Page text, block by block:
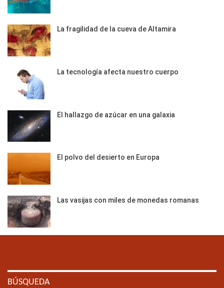
La fragilidad de la cueva de Altamira
La tecnología afecta nuestro cuerpo
El hallazgo de azúcar en una galaxia
El polvo del desierto en Europa
Las vasijas con miles de monedas romanas
BÚSQUEDA